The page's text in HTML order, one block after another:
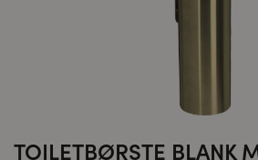
TOILETBØRSTE BLANK